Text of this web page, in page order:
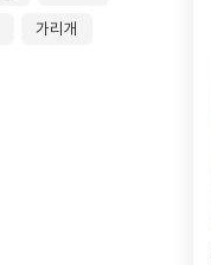
가리개